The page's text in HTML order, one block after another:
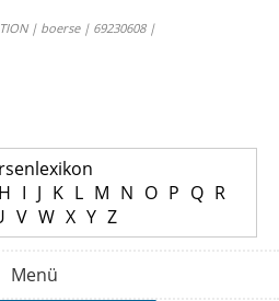
| boerse | 69230608 |
H I J K L M N O P Q R
V W X Y Z
Menü